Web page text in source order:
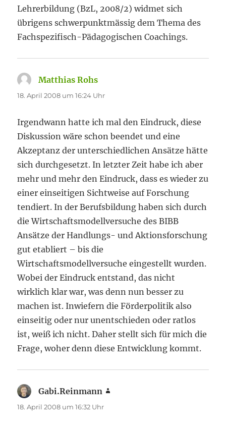
Lehrerbildung (BzL, 2008/2) widmet sich
übrigens schwerpunktmässig dem Thema des
Fachspezifisch-Pädagogischen Coachings.
Matthias Rohs
18. April 2008 um 16:24 Uhr
Irgendwann hatte ich mal den Eindruck, diese
Diskussion wäre schon beendet und eine
Akzeptanz der unterschiedlichen Ansätze hätte
sich durchgesetzt. In letzter Zeit habe ich aber
mehr und mehr den Eindruck, dass es wieder zu
einer einseitigen Sichtweise auf Forschung
tendiert. In der Berufsbildung haben sich durch
die Wirtschaftsmodellversuche des BIBB
Ansätze der Handlungs- und Aktionsforschung
gut etabliert – bis die
Wirtschaftsmodellversuche eingestellt wurden.
Wobei der Eindruck entstand, das nicht
wirklich klar war, was denn nun besser zu
machen ist. Inwiefern die Förderpolitik also
einseitig oder nur unentschieden oder ratlos
ist, weiß ich nicht. Daher stellt sich für mich die
Frage, woher denn diese Entwicklung kommt.
Gabi.Reinmann
18. April 2008 um 16:32 Uhr